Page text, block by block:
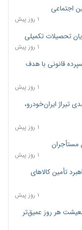
۱ روز پیش
تحصیلات تکمیلی
۱ روز پیش
قانونی با هدف
۱ روز پیش
خودرو کشیده شد؛ افت ۲۵ درصدی تیراژ ایران‌خودرو،
۱ روز پیش
مستأجران
۱ روز پیش
تأمین کالاهای
۱ روز پیش
هر روز عمیق‌تر